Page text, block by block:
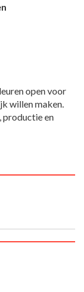
open voor
willen maken.
productie en